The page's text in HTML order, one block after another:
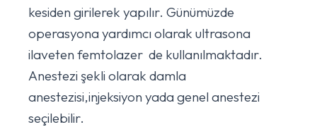
kesiden girilerek yapılır. Günümüzde
operasyona yardımcı olarak ultrasona
ilaveten femtolazer de kullanılmaktadır.
Anestezi şekli olarak damla
anestezisi,injeksiyon yada genel anestezi
seçilebilir.